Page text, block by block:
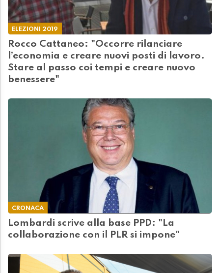
ELEZIONI 2019
Rocco Cattaneo: "Occorre rilanciare
l’economia e creare nuovi posti di lavoro.
Stare al passo coi tempi e creare nuovo
benessere"
CRONACA
Lombardi scrive alla base PPD: "La
collaborazione con il PLR si impone"